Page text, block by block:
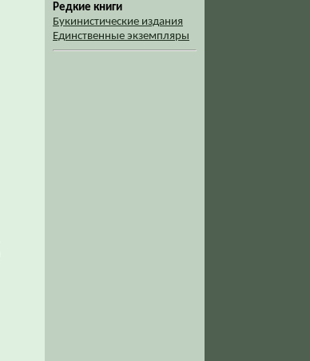
Редкие книги
Букинистические издания
Единственные экземпляры